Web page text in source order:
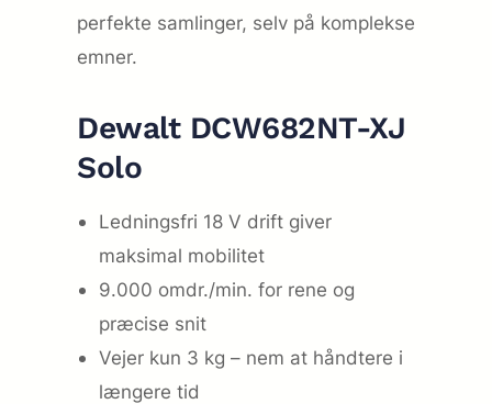
perfekte samlinger, selv på komplekse
emner.
Dewalt DCW682NT-XJ
Solo
Ledningsfri 18 V drift giver
maksimal mobilitet
9.000 omdr./min. for rene og
præcise snit
Vejer kun 3 kg – nem at håndtere i
længere tid